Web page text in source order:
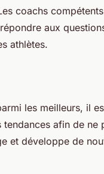
coachs
aux
athlètes.
les meilleurs, il
afin de ne
et développe de